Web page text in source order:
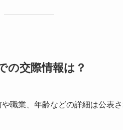
の交際情報は？
職業、年齢などの詳細は公表さ